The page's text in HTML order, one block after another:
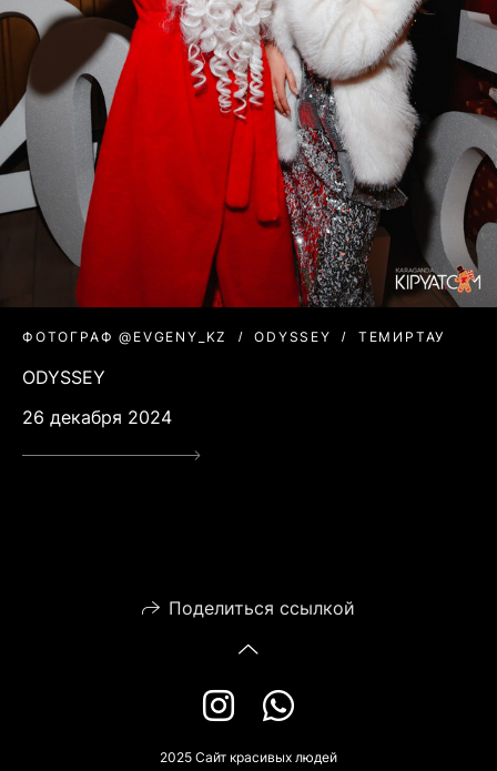
ФОТОГРАФ @EVGENY_KZ ODYSSEY ТЕМИРТАУ
ODYSSEY
26 декабря 2024
Поделиться ссылкой
2025 Сайт красивых людей